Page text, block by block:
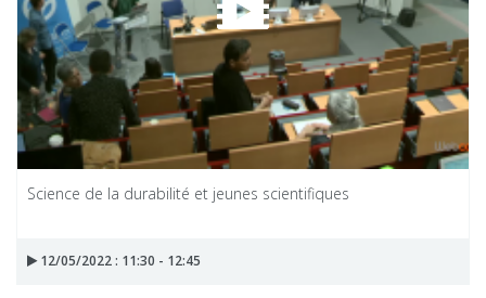
Science de la durabilité et jeunes scientifiques
12/05/2022 : 11:30 - 12:45